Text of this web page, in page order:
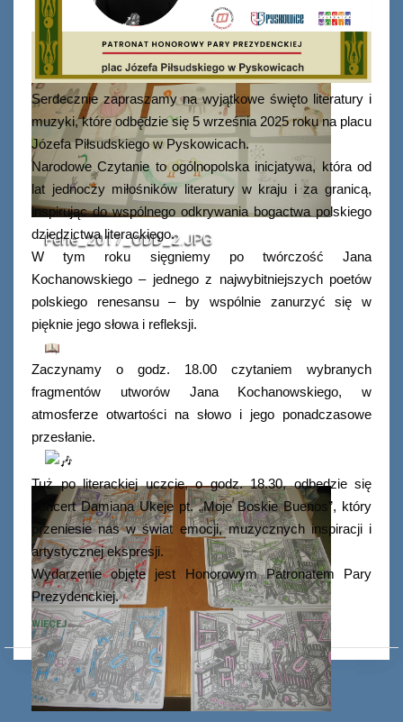
Ferie_2017_ODD_2.JPG
Serdecznie zapraszamy na wyjątkowe święto literatury i
muzyki, które odbędzie się 5 września 2025 roku na placu
Józefa Piłsudskiego w Pyskowicach.
Narodowe Czytanie to ogólnopolska inicjatywa, która od
lat jednoczy miłośników literatury w kraju i za granicą,
inspirując do wspólnego odkrywania bogactwa polskiego
dziedzictwa literackiego.
W tym roku sięgniemy po twórczość Jana
Kochanowskiego – jednego z najwybitniejszych poetów
polskiego renesansu – by wspólnie zanurzyć się w
pięknie jego słowa i refleksji.
Zaczynamy o godz. 18.00 czytaniem wybranych
fragmentów utworów Jana Kochanowskiego, w
atmosferze otwartości na słowo i jego ponadczasowe
przesłanie.
Tuż po literackiej uczcie, o godz. 18.30, odbędzie się
koncert Damiana Ukeje pt. „Moje Boskie Buenos”, który
przeniesie nas w świat emocji, muzycznych inspiracji i
artystycznej ekspresji.
Wydarzenie objęte jest Honorowym Patronatem Pary
Prezydenckiej.
WIĘCEJ